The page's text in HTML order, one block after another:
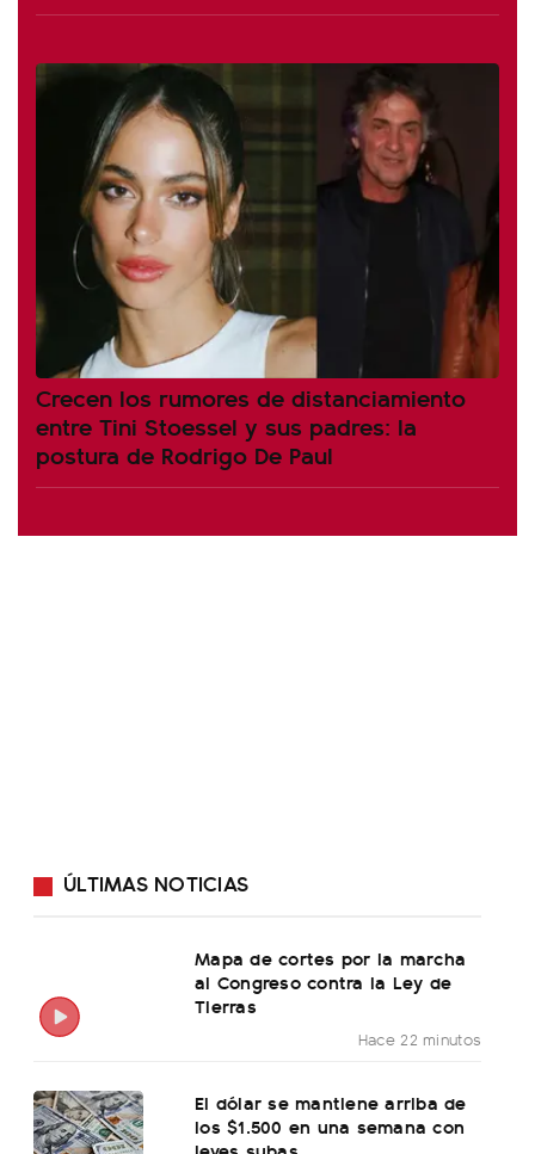
Crecen los rumores de distanciamiento
entre Tini Stoessel y sus padres: la
postura de Rodrigo De Paul
ÚLTIMAS NOTICIAS
Mapa de cortes por la marcha
al Congreso contra la Ley de
Tierras
Hace 22 minutos
El dólar se mantiene arriba de
los $1.500 en una semana con